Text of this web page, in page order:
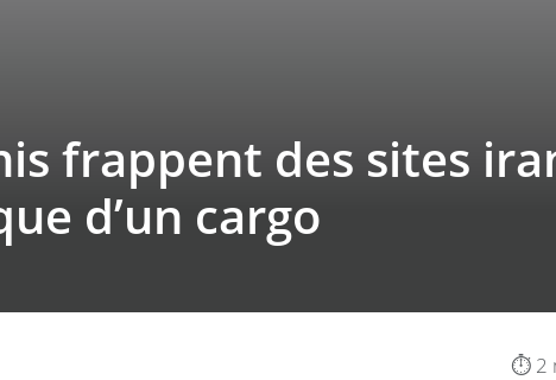
frappent des sites
d’un cargo
⏱️ 2